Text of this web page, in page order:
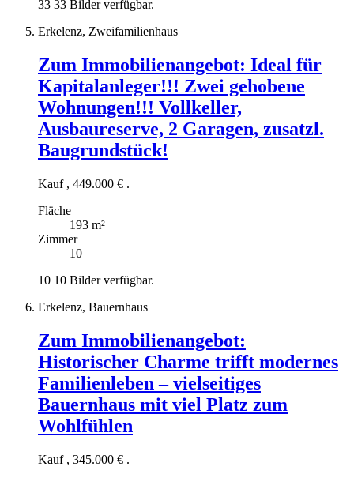
33 33 Bilder verfügbar.
Erkelenz, Zweifamilienhaus
Zum Immobilienangebot: Ideal für
Kapitalanleger!!! Zwei gehobene
Wohnungen!!! Vollkeller,
Ausbaureserve, 2 Garagen, zusatzl.
Baugrundstück!
Kauf , 449.000 € .
Fläche
193 m²
Zimmer
10
10 10 Bilder verfügbar.
Erkelenz, Bauernhaus
Zum Immobilienangebot:
Historischer Charme trifft modernes
Familienleben – vielseitiges
Bauernhaus mit viel Platz zum
Wohlfühlen
Kauf , 345.000 € .